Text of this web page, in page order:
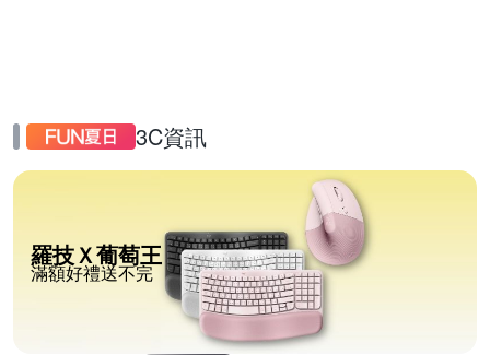
3C資訊
羅技Ｘ葡萄王
滿額好禮送不完